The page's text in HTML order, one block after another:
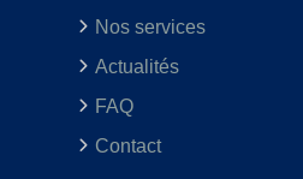
Nos services
Actualités
FAQ
Contact